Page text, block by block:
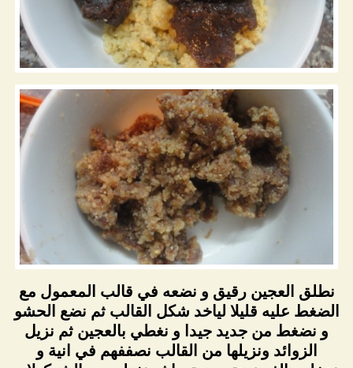
نطلق العجين رقيق و نضعه في قالب المعمول مع
الضغط عليه قليلا لياخد شكل القالب ثم نضع الحشو
و نضغط من جديد جيدا و نغطي بالعجين ثم نزيل
الزوائد ونزيلها من القالب نصففهم في انية و